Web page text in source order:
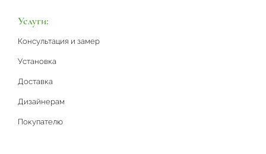
Услуги:
Консультация и замер
Установка
Доставка
Дизайнерам
Покупателю